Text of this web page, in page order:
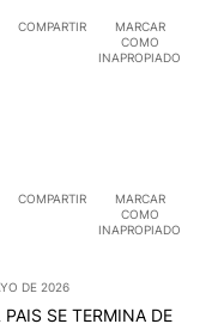
COMPARTIR
MARCAR
COMO
INAPROPIADO
COMPARTIR
MARCAR
COMO
INAPROPIADO
DE 2026
SE TERMINA DE